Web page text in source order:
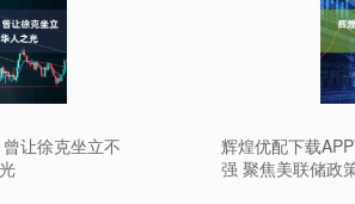
让徐克坐立不
辉煌优配下载
强 聚焦美联储政